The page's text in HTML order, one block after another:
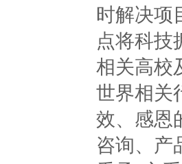
时解决项
点将科技
相关高校
世界相关
效、感恩
咨询、产